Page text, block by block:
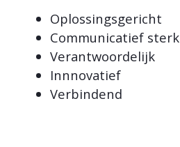
Oplossingsgericht
Communicatief sterk
Verantwoordelijk
Innnovatief
Verbindend